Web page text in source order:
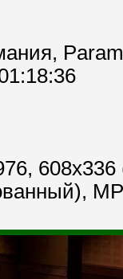
608x336